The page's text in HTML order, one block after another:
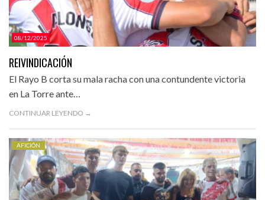
08/12/2025
REIVINDICACIÓN
El Rayo B corta su mala racha con una contundente victoria
en La Torre ante…
CONTINUAR LEYENDO →
AFICIÓN